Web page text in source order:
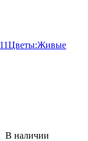
Цветы:Живые
В наличии